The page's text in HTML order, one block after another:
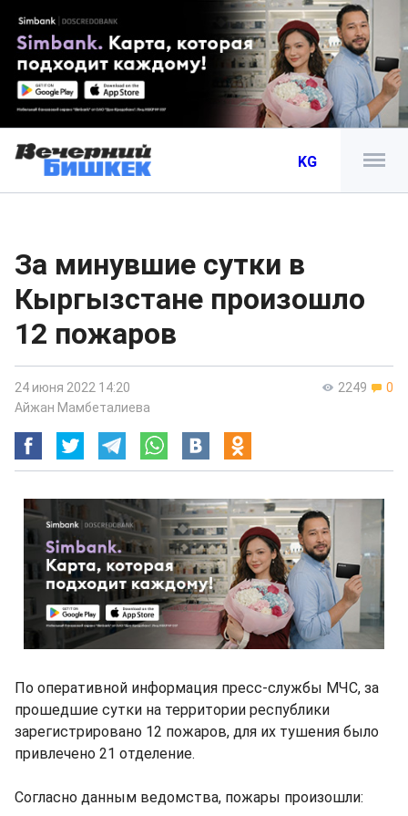
KG
За минувшие сутки в
Кыргызстане произошло
12 пожаров
2249 0
24 июня 2022 14:20
Айжан Мамбеталиева
По оперативной информация пресс-службы МЧС, за
прошедшие сутки на территории республики
зарегистрировано 12 пожаров, для их тушения было
привлечено 21 отделение.
Согласно данным ведомства, пожары произошли: